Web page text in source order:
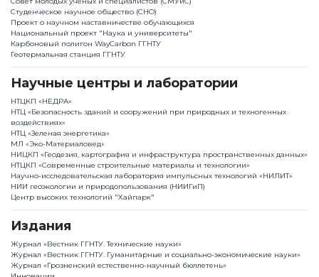
Студенческое научное общество (СНО)
Проект о научном наставничестве обучающихся
Национальный проект "Наука и университеты"
Карбоновый полигон WayCarbon ГГНТУ
Геотермальная станция ГГНТУ
Научные центры и лаборатории
НТЦКП «НЕДРА»
НТЦ «Безопасность зданий и сооружений при природных и техногенных
воздействиях»
НТЦ «Зеленая энергетика»
МЛ «Эко-Материаловед»
НИЦКП «Геодезия, картография и инфраструктура пространственных данных»
НТЦКП «Современные строительные материалы и технологии»
Научно-исследовательская лаборатория импульсных технологий «НИЛИТ»
НИИ геоэкологии и природопользования (НИИГиП)
Центр высоких технологий "Хайпарк"
Издания
Журнал «Вестник ГГНТУ. Технические науки»
Журнал «Вестник ГГНТУ. Гуманитарные и социально-экономические науки»
Журнал «Грозненский естественно-научный бюллетень»